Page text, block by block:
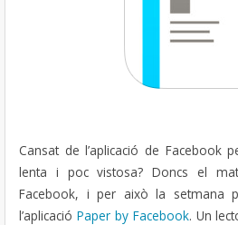
Cansat de l’aplicació de Facebook
lenta i poc vistosa? Doncs el
Facebook, i per això la setmana
l’aplicació Paper by Facebook. Un